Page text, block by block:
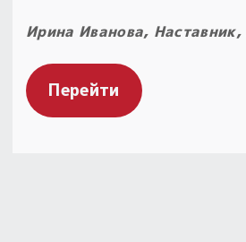
Ирина Иванова,
Перейти